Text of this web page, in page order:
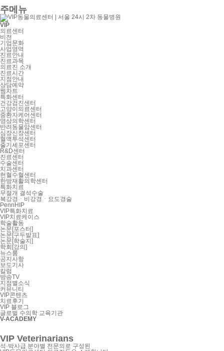
주메뉴
VIP
의료센터
비전
기업문화
사업영역
진료안내
진료과목
의료진 소개
진료시간
지점안내
상담예약
웹차트
특화센터
건강검진센터
고양이의료센터
중환자케어센터
영상의학센터
반려동물암센터
심장신장센터
혈액투석센터
줄기세포센터
R&D센터
진료센터
수술센터
치과센터
헌혈수혈센터
한방재활의학센터
특화치료
무절개 결석수술
복강경ㆍ비강경ㆍ요도경술
PennHIP
VIP특화치료
VIP치료케이스
학술활동
논문[포스터]
논문[구두발표]
논문[학술지]
학회[강의]
뉴스룸
공지사항
보도기사
칼럼
방송TV
지점별소식
커뮤니티
VIP콘텐츠
치료후기
VIP 블로그
글로벌 수의학 교육기관
V-ACADEMY
VIP Veterinarians
석·박사급 분야별 전문의로 구성된